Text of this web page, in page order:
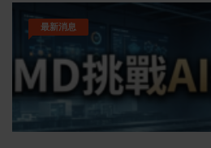
最新消息